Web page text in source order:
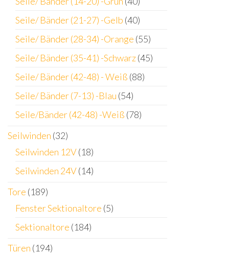
Seile/ Bänder (21-27) -Gelb (40)
Seile/ Bänder (28-34) -Orange (55)
Seile/ Bänder (35-41) -Schwarz(45)
Seile/ Bänder (42-48) - Weiß (88)
Seile/ Bänder (7-13) -Blau (54)
Seile/Bänder (42-48) -Weiß (78)
Seilwinden (32)
Seilwinden 12V(18)
Seilwinden 24V(14)
Tore (189)
Fenster Sektionaltore (5)
Sektionaltore (184)
Türen (194)